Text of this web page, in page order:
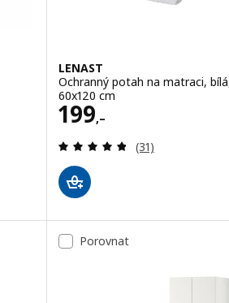
5 hvězdy. Celkem recenzí:
LENAST
Ochranný potah na matraci,
60x120 cm
199,–
Cena 199,–
Recenze: 4.8 z
(31)
Porovnat